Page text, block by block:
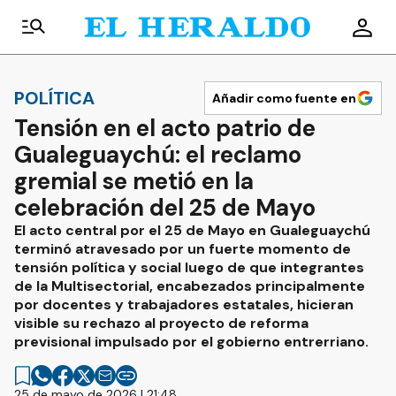
POLÍTICA Añadir como fuente en
Tensión en el acto patrio de
Gualeguaychú: el reclamo
gremial se metió en la
celebración del 25 de Mayo
El acto central por el 25 de Mayo en Gualeguaychú
terminó atravesado por un fuerte momento de
tensión política y social luego de que integrantes
de la Multisectorial, encabezados principalmente
por docentes y trabajadores estatales, hicieran
visible su rechazo al proyecto de reforma
previsional impulsado por el gobierno entrerriano.